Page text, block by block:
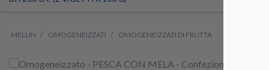
MELLIN OMOGENEIZZATI OMOGENEIZZATI DI FRUTTA